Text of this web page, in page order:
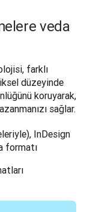
veda
farklı
düzeyinde
koruyarak,
sağlar.
InDesign
formatı